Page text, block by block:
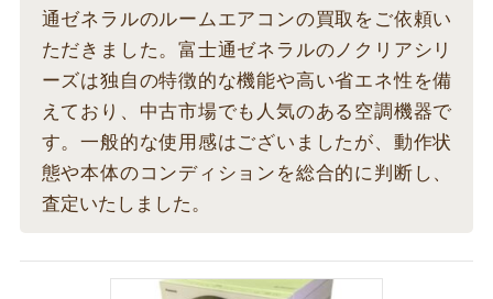
通ゼネラルのルームエアコンの買取をご依頼い
ただきました。富士通ゼネラルのノクリアシリ
ーズは独自の特徴的な機能や高い省エネ性を備
えており、中古市場でも人気のある空調機器で
す。一般的な使用感はございましたが、動作状
態や本体のコンディションを総合的に判断し、
査定いたしました。